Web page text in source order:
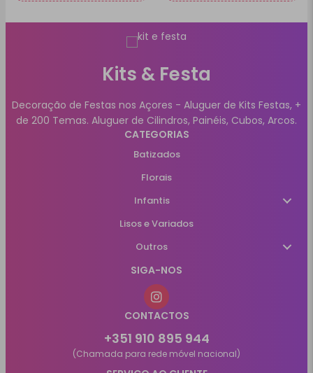
Kits & Festa
Decoração de Festas nos Açores - Aluguer de Kits Festas, +
de 200 Temas. Aluguer de Cilindros, Painéis, Cubos, Arcos.
CATEGORIAS
Batizados
Florais
Infantis
Lisos e Variados
Outros
SIGA-NOS
CONTACTOS
+351 910 895 944
(Chamada para rede móvel nacional)